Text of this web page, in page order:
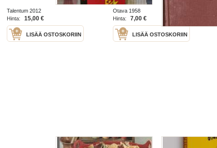
Talentum 2012
Hinta:
15,00 €
LISÄÄ OSTOSKORIIN
Otava 1958
Hinta:
7,00 €
LISÄÄ OSTOSKORIIN